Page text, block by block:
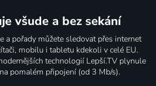
všude a bez sekání
a pořady můžete sledovat přes internet
mobilu i tabletu kdekoli v celé EU.
technologií Lepší.TV plynule
pomalém připojení (od 3 Mb/s).